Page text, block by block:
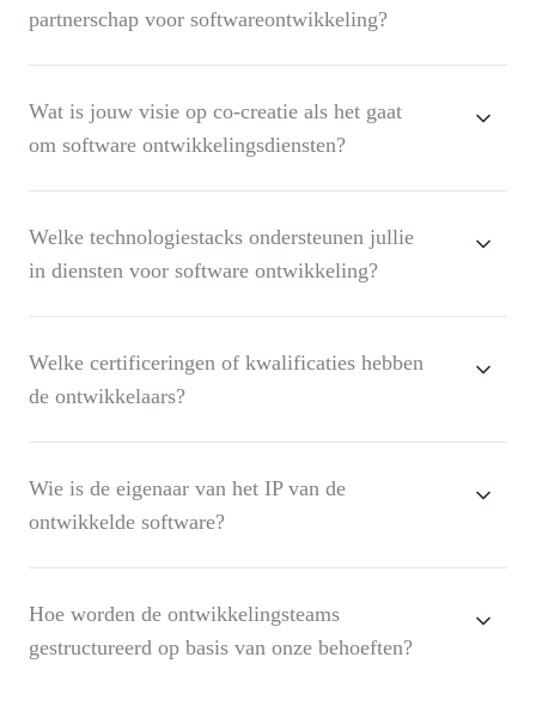
partnerschap voor softwareontwikkeling?
Wat is jouw visie op co-creatie als het gaat
om software ontwikkelingsdiensten?
Welke technologiestacks ondersteunen jullie
in diensten voor software ontwikkeling?
Welke certificeringen of kwalificaties hebben
de ontwikkelaars?
Wie is de eigenaar van het IP van de
ontwikkelde software?
Hoe worden de ontwikkelingsteams
gestructureerd op basis van onze behoeften?